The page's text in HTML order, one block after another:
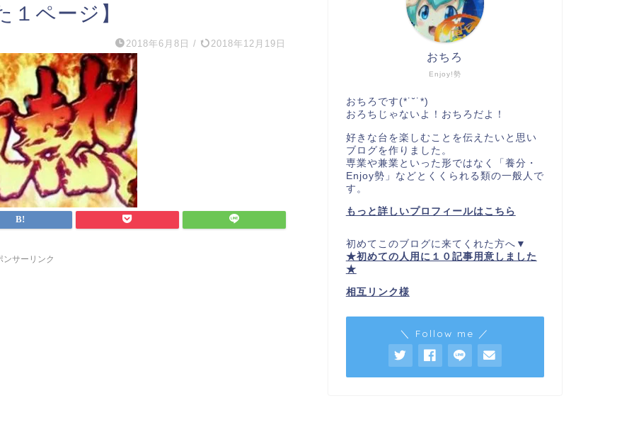
ページ】
2018年6月8日 / 2018年12月19日
ンサーリンク
Enjoy!勢
おちろ
おちろです(*˙˘˙*)
おろちじゃないよ！おちろだよ！
好きな台を楽しむことを伝えたいと思い
ブログを作りました。
専業や兼業といった形ではなく「養分・
Enjoy勢」などとくくられる類の一般人で
す。
もっと詳しいプロフィールはこちら
初めてこのブログに来てくれた方へ▼
★初めての人用に１０記事用意しました
★
相互リンク様
＼ Follow me ／